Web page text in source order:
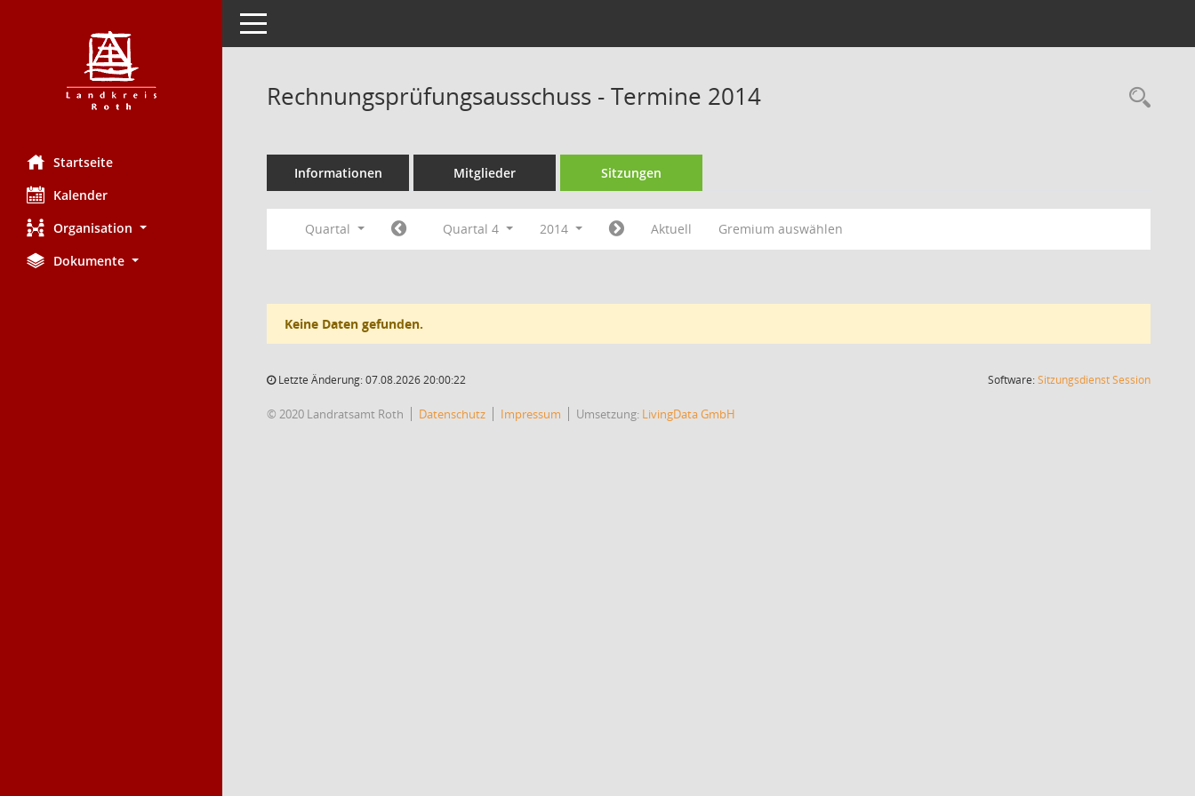
Startseite
Kalender
Organisation
Dokumente
Toggle navigation
Rechnungsprüfungsausschuss - Termine 2014
Informationen Mitglieder Sitzungen
Quartal Quartal 4 2014 Aktuell Gremium auswählen
Keine Daten gefunden.
Letzte Änderung: 07.08.2026 20:00:22 Software:SitzungsdienstSession(Wird in
© 2020 Landratsamt Roth Datenschutz Impressum Umsetzung: LivingData GmbH